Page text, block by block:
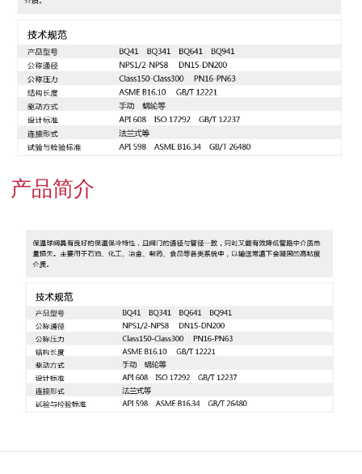
销售与网络
工作机会
联系我们
产品简介